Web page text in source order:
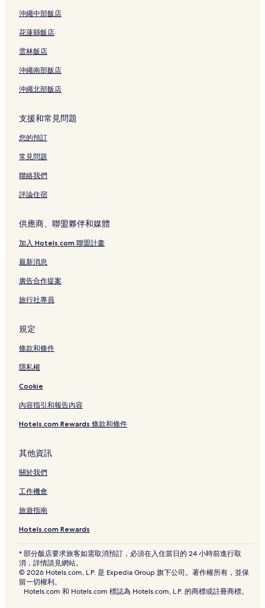
沖繩中部飯店
花蓮縣飯店
雲林飯店
沖繩南部飯店
沖繩北部飯店
支援和常見問題
您的預訂
常見問題
聯絡我們
評論住宿
供應商、聯盟夥伴和媒體
加入 Hotels.com 聯盟計畫
最新消息
廣告合作提案
旅行社專員
規定
條款和條件
隱私權
Cookie
內容指引和報告內容
Hotels.com Rewards 條款和條件
其他資訊
關於我們
工作機會
旅遊指南
Hotels.com Rewards
* 部分飯店要求旅客如需取消預訂，必須在入住當日的 24 小時前進行取
消，詳情請見網站。
© 2026 Hotels.com, L.P. 是 Expedia Group 旗下公司。著作權所有，並保
留一切權利。
Hotels.com 和 Hotels.com 標誌為 Hotels.com, L.P. 的商標或註冊商標。